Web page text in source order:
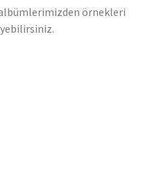
albümlerimizden örnekleri